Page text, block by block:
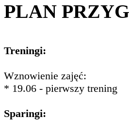
PLAN
Treningi:
Wznowienie zajęć:
* 19.06 - pierwszy trening
Sparingi: